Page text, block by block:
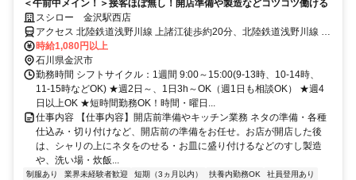
＜午前中メイン！＞接客ほぼ無し！開店準備や製造などコツコツ働ける
スシロー 金沢駅西店
アクセス 北陸鉄道浅野川線 上諸江徒歩約20分、北陸鉄道浅野川線 磯
部（石川県）徒歩約22分、ＩＲいしかわ鉄道線/ハピラインふくい 金
沢金沢港口(西口)徒歩約23分
時給1,080円以上
石川県金沢市
勤務時間 シフトサイクル：1週間 9:00～15:00(9-13時、10-14時、
11-15時などOK) ★週2日～、1日3h～OK（週1日も相談OK） ★週4
日以上OK ★短時間勤務OK！時間・曜日...
仕事内容 【仕事内容】開店前準備やキッチン業務 ネタの準備・各種
仕込み・切り付けなど、開店前の準備をお任せ。お店が開店した後
は、シャリの上にネタをのせる・お皿に盛り付けるなどのすし製造
や、洗い場・炊飯...
制服あり 業界未経験者歓迎 短期（3ヵ月以内） 扶養内勤務OK
社員登用あり